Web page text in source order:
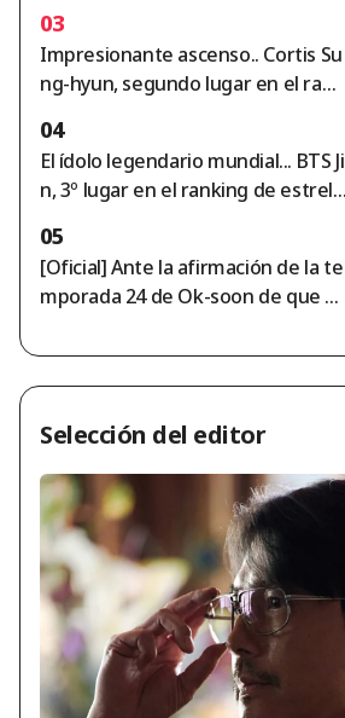
¿cuándo se acordó el puesto de di
rector de Nagaworld...?"
03
Impresionante ascenso.. Cortis Su
ng-hyun, segundo lugar en el rank
na consecutiva entre los ídolos ma
sculinos
04
El ídolo legendario mundial... BTS Ji
n, 3º lugar en el ranking de estrell
05
[Oficial] Ante la afirmación de la te
mporada 24 de Ok-soon de que «n
tuación durante más de un año»,
el equipo de «I am Solo» respond
l».
Selección del editor